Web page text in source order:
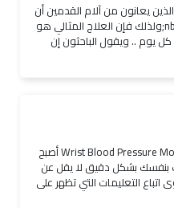
يعانون من آلام القدمين أن
سبب ذلك هو لبس الحذاء دائماً،&nbsp;ولذلك فإن العلاج المثالي هو
يوم .. ويقول الباحثون إن
مقياس ضغط الدم المعصمي Wrist Blood Pressure Monitor أصبح
بشكل دقيق لا يقل عن
التعليمات التي تظهر على